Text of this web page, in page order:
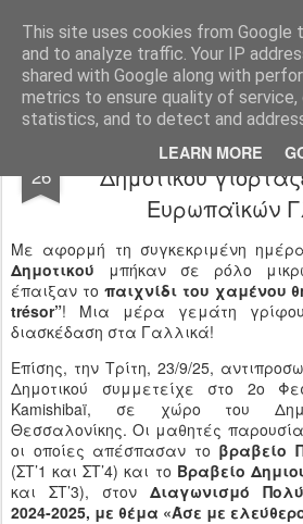
This site uses cookies from Google
and to analyze traffic. Your IP
shared with Google along with
metrics to ensure quality of service,
statistics, and to detect and
LEARN MORE
26
Το Τμήμα
Δημοτικού
Ευρωπαϊκών
Με αφορμή τη συγκεκριμένη
Δημοτικού μπήκαν σε ρόλο
έπαιξαν το παιχνίδι του χαμένου
trésor”! Μια μέρα γεμάτη
διασκέδαση στα Γαλλικά!
Επίσης, την Τρίτη, 23/9/25,
Δημοτικού συμμετείχε στο 2ο
Kamishibaï, σε χώρο του
Θεσσαλονίκης. Οι μαθητές
οι οποίες απέσπασαν το βραβείο
(ΣΤ’1 και ΣΤ’4) και το Βραβείο
και ΣΤ’3), στον Διαγωνισμό
2024-2025, με θέμα «Άσε με